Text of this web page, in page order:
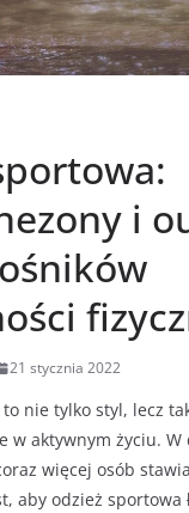
i
21 stycznia 2022
nie tylko styl, lecz
w aktywnym życiu. W
więcej osób
aby odzież sportowa